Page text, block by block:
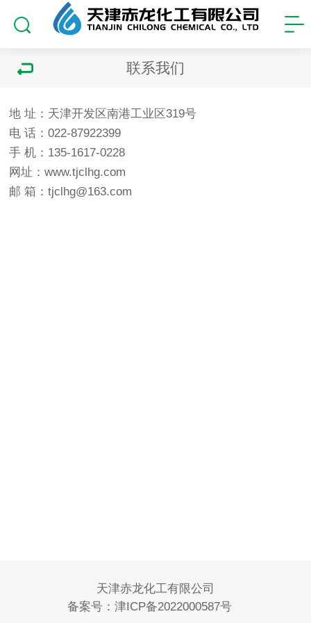
联系我们
地 址：天津开发区南港工业区319号
电 话：022-87922399
手 机：135-1617-0228
网址：www.tjclhg.com
邮 箱：tjclhg@163.com
天津赤龙化工有限公司
备案号： 津ICP备2022000587号